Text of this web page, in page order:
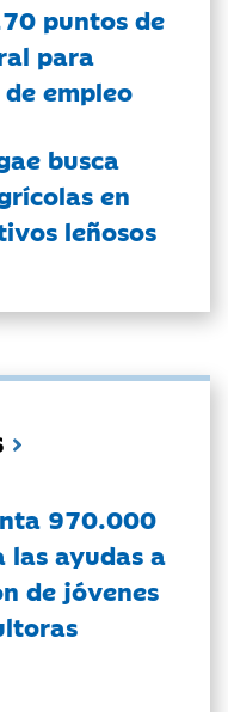
puntos de
para
empleo
busca
en
leñosos
970.000
las ayudas a
de jóvenes